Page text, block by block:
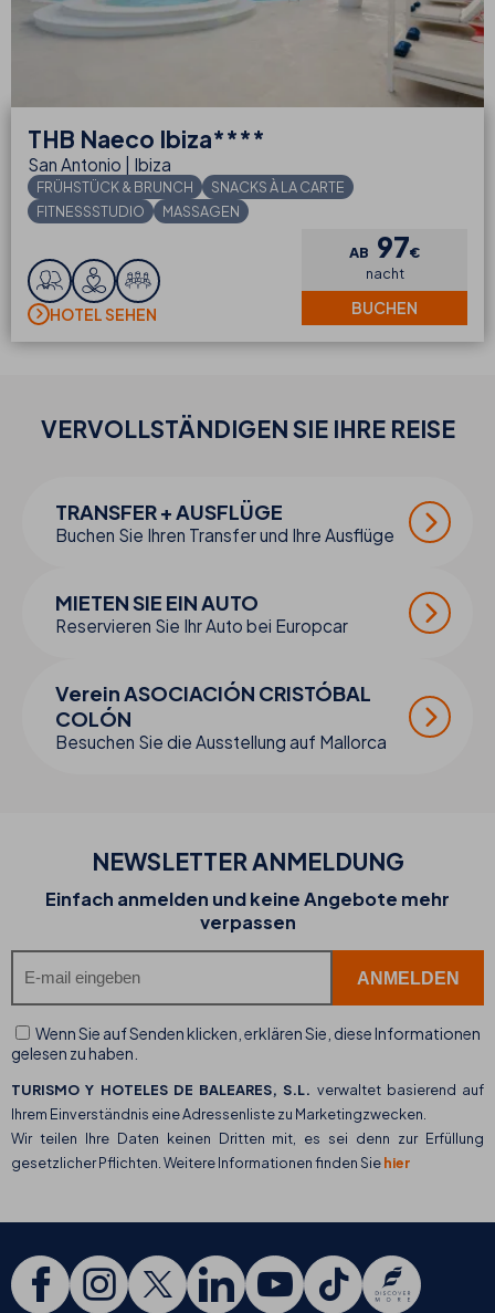
THB Naeco Ibiza****
San Antonio | Ibiza
FRÜHSTÜCK & BRUNCH
SNACKS À LA CARTE
FITNESSSTUDIO
MASSAGEN
HOTEL SEHEN
AB 97€
nacht
BUCHEN
VERVOLLSTÄNDIGEN SIE IHRE REISE
TRANSFER + AUSFLÜGE
Buchen Sie Ihren Transfer und Ihre Ausflüge
MIETEN SIE EIN AUTO
Reservieren Sie Ihr Auto bei Europcar
Verein ASOCIACIÓN CRISTÓBAL
COLÓN
Besuchen Sie die Ausstellung auf Mallorca
NEWSLETTER ANMELDUNG
Einfach anmelden und keine Angebote mehr
verpassen
Wenn Sie auf Senden klicken, erklären Sie, diese Informationen
gelesen zu haben.
TURISMO Y HOTELES DE BALEARES, S.L. verwaltet basierend auf
Ihrem Einverständnis eine Adressenliste zu Marketingzwecken.
Wir teilen Ihre Daten keinen Dritten mit, es sei denn zur Erfüllung
gesetzlicher Pflichten. Weitere Informationen finden Siehier